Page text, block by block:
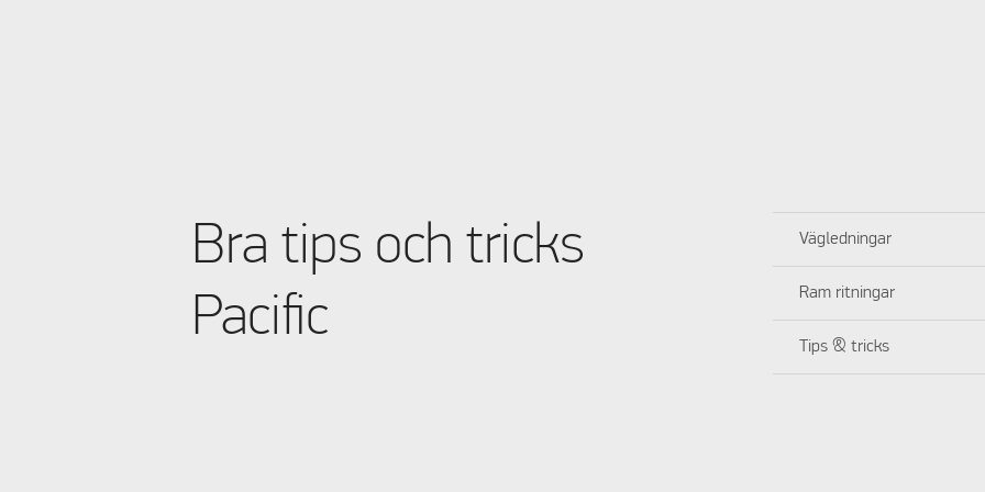
Bra tips och tricks
Pacific
Vägledningar
Ram ritningar
Tips & tricks